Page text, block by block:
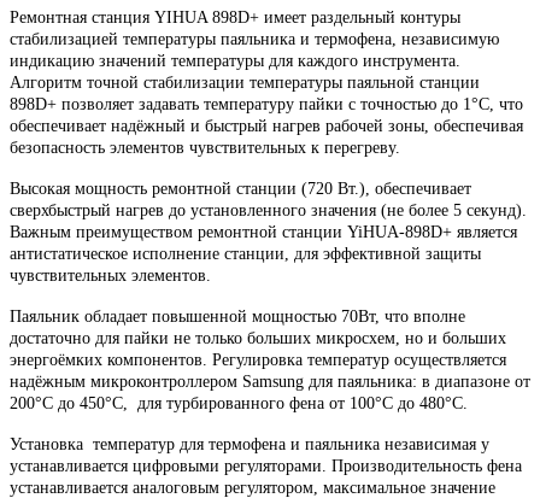
Ремонтная станция YIHUA 898D+ имеет раздельный контуры
стабилизацией температуры паяльника и термофена, независимую
индикацию значений температуры для каждого инструмента.
Алгоритм точной стабилизации температуры паяльной станции
898D+ позволяет задавать температуру пайки с точностью до 1°С, что
обеспечивает надёжный и быстрый нагрев рабочей зоны, обеспечивая
безопасность элементов чувствительных к перегреву.
Высокая мощность ремонтной станции (720 Вт.), обеспечивает
сверхбыстрый нагрев до установленного значения (не более 5 секунд).
Важным преимуществом ремонтной станции YiHUA-898D+ является
антистатическое исполнение станции, для эффективной защиты
чувствительных элементов.
Паяльник обладает повышенной мощностью 70Вт, что вполне
достаточно для пайки не только больших микросхем, но и больших
энергоёмких компонентов. Регулировка температур осуществляется
надёжным микроконтроллером Samsung для паяльника: в диапазоне от
200°С до 450°С, для турбированного фена от 100°С до 480°С.
Установка температур для термофена и паяльника независимая у
устанавливается цифровыми регуляторами. Производительность фена
устанавливается аналоговым регулятором, максимальное значение